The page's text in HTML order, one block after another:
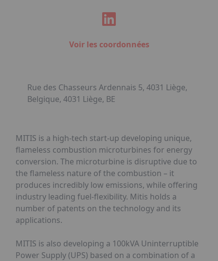
Voir les coordonnées
Rue des Chasseurs Ardennais 5, 4031 Liège,
Belgique, 4031 Liège, BE
MITIS is a high-tech start-up developing unique,
flameless combustion microturbines for energy
conversion. The microturbine is disruptive due to
the flameless nature of the combustion – it
produces incredibly low emissions, while offering
industry leading fuel-flexibility. Mitis holds a
number of patents on the technology and its
applications.
MITIS is also developing a 100kVA Uninterruptible
Power Supply (UPS) based on a combination of a